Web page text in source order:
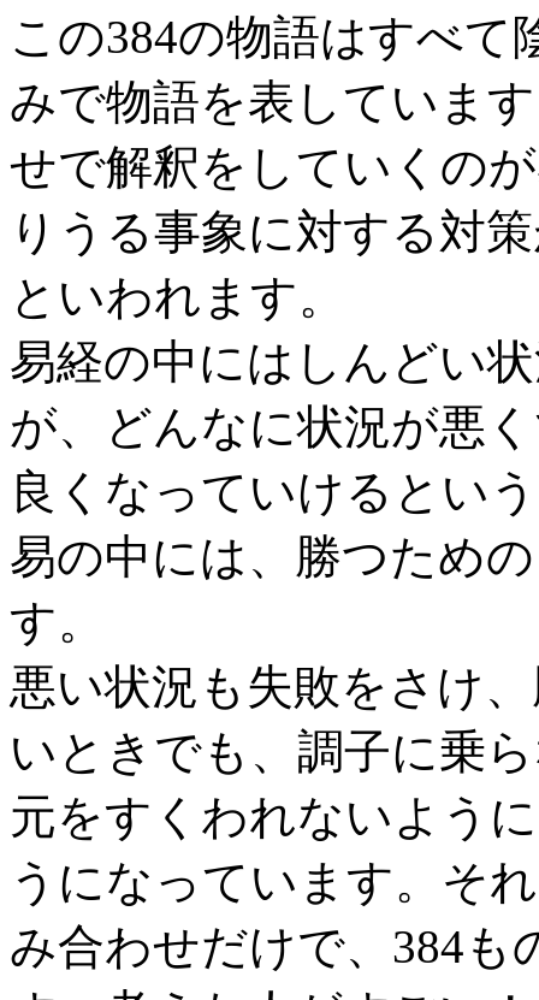
この384の物語はすべて
みで物語を表していま
せで解釈をしていくの
りうる事象に対する対
といわれます。
易経の中にはしんどい
が、どんなに状況が悪
良くなっていけるとい
易の中には、勝つため
す。
悪い状況も失敗をさけ
いときでも、調子に乗
元をすくわれないよう
うになっています。そ
み合わせだけで、384も